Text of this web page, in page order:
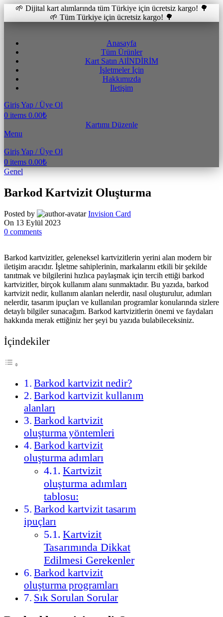
🌱 Dijital kart alımlarında tüm Türkiye için ücretsiz kargo! 🌳
🌱 Tüm Türkiye için ücretsiz kargo! 🌳
Anasayfa
Tüm Ürünler
Kart Satın AlİNDİRİM
İşletmeler İçin
Hakkımızda
İletişim
Giriş Yap / Üye Ol
0 items 0.00₺
Kartımı Düzenle
Menu
Giriş Yap / Üye Ol
0 items 0.00₺
Genel
Barkod Kartvizit Oluşturma
Posted by
Invision Card
On 13 Eylül 2023
0 comments
Barkod kartvizitler, geleneksel kartvizitlerin yerini alan modern bir
iletişim aracıdır. İşletme sahiplerinin, markalarını etkili bir şekilde
tanıtmak ve bilgilerini hızlıca paylaşmak için tercih ettiği barkod
kartvizitler, birçok kullanım alanı sunmaktadır. Bu yazıda, barkod
kartvizit nedir, kullanım alanları nelerdir, nasıl oluşturulur, adımları
nelerdir, tasarım ipuçları ve kullanılan programlar konularında sizlere
detaylı bilgiler sunacağım. Barkod kartvizitlerin önemi ve faydaları
hakkında merak ettiğiniz her şeyi bu yazıda bulabileceksiniz.
İçindekiler
Barkod kartvizit nedir?
Barkod kartvizit kullanım
alanları
Barkod kartvizit
oluşturma yöntemleri
Barkod kartvizit
oluşturma adımları
Kartvizit
oluşturma adımları
tablosu:
Barkod kartvizit tasarım
ipuçları
Kartvizit
Tasarımında Dikkat
Edilmesi Gerekenler
Barkod kartvizit
oluşturma programları
Sık Sorulan Sorular